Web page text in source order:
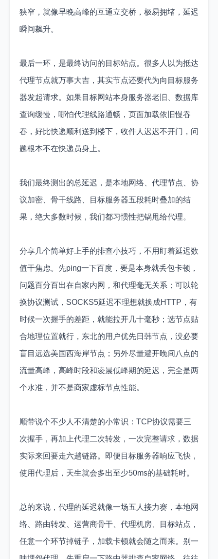
狭窄，就像早晚高峰的互通立交桥，极易拥堵，延迟
瞬间飙升。
最后一环，是最终访问的目标站点。很多人以为抵达
代理节点就万事大吉，其实节点还要代为向目标服务
器发起请求。如果目标网站本身服务器老旧、数据库
查询缓慢，哪怕代理线路通畅，页面加载依旧慢吞
吞，好比快递顺利送到楼下，收件人迟迟不开门，问
题根本不在快递员身上。
我们最终测出的总延迟，是本地网络、代理节点、协
议加密、骨干线路、目标服务器五段耗时叠加的结
果，绝大多数时候，我们都习惯性把锅甩给代理。
分享几个简单好上手的排查小技巧，不用盯着延迟数
值干焦虑。先ping一下百度，要是本身就丢包卡顿，
问题百分百出在自家内网，和代理毫无关系；可以轮
换协议测试，SOCKS5延迟不理想就换成HTTP，有
时候一次握手的差距，就能拉开几十毫秒；选节点贴
合地理位置就行，东北的用户优先日韩节点，没必要
盲目远选美国西海岸节点；另外尽量避开晚间八点的
流量高峰，高峰时段和凌晨低峰期的延迟，完全是两
个水准，并不是商家虚标节点性能。
顺带说个不少人不清楚的小常识：TCP协议需要三
次握手，再加上代理二次转发，一次完整请求，数据
实际来回要走六趟链路。即便目标服务器响应飞快，
使用代理后，天生就会多出至少50ms的基础耗时。
总的来说，代理的延迟就像一场五人接力赛，本地网
络、路由转发、运营商骨干、代理机房、目标站点，
任意一个环节掉链子，加载卡顿就会随之而来。别一